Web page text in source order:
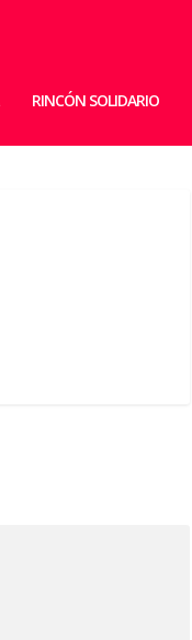
RINCÓN SOLIDARIO